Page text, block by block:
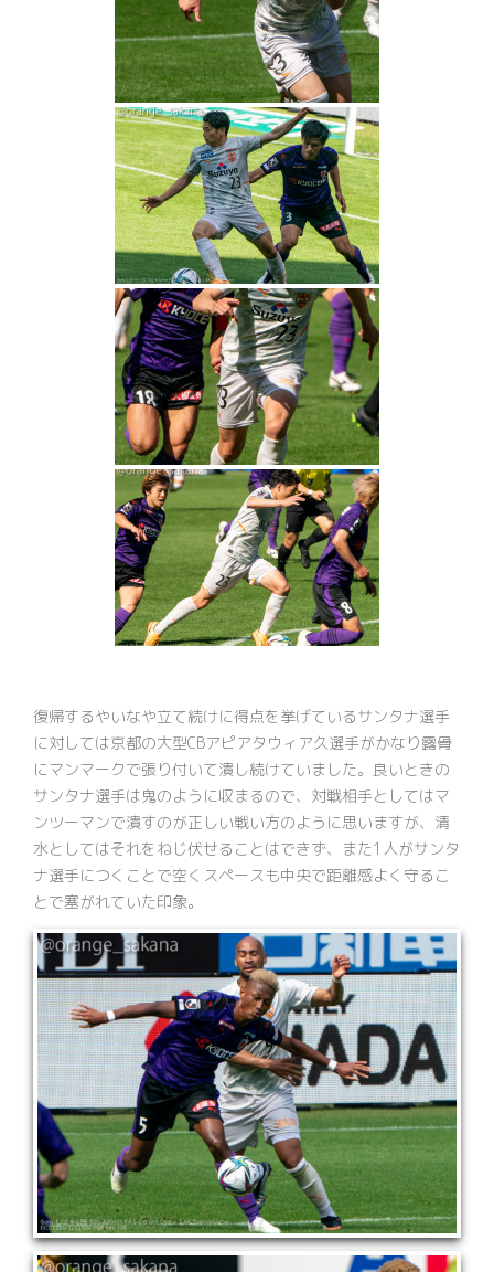
復帰するやいなや立て続けに得点を挙げているサンタナ選手
に対しては京都の大型CBアピアタウィア久選手がかなり露骨
にマンマークで張り付いて潰し続けていました。良いときの
サンタナ選手は鬼のように収まるので、対戦相手としてはマ
ンツーマンで潰すのが正しい戦い方のように思いますが、清
水としてはそれをねじ伏せることはできず、また1人がサンタ
ナ選手につくことで空くスペースも中央で距離感よく守るこ
とで塞がれていた印象。